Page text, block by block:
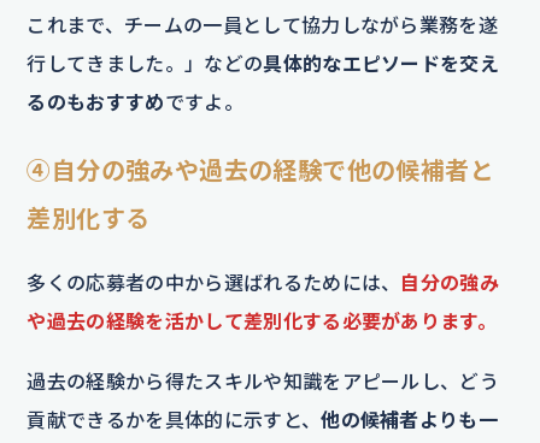
これまで、チームの一員として協力しながら業務を遂
行してきました。」などの具体的なエピソードを交え
るのもおすすめですよ。
④自分の強みや過去の経験で他の候補者と
差別化する
多くの応募者の中から選ばれるためには、 自分の強み
や過去の経験を活かして差別化する必要があります。
過去の経験から得たスキルや知識をアピールし、どう
貢献できるかを具体的に示すと、他の候補者よりも一